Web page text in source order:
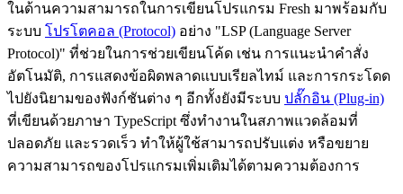
ในด้านความสามารถในการเขียนโปรแกรม Fresh มาพร้อมกับ
ระบบ โปรโตคอล (Protocol) อย่าง "LSP (Language Server
Protocol)" ที่ช่วยในการช่วยเขียนโค้ด เช่น การแนะนำคำสั่ง
อัตโนมัติ, การแสดงข้อผิดพลาดแบบเรียลไทม์ และการกระโดด
ไปยังนิยามของฟังก์ชันต่าง ๆ อีกทั้งยังมีระบบ ปลั๊กอิน (Plug-in)
ที่เขียนด้วยภาษา TypeScript ซึ่งทำงานในสภาพแวดล้อมที่
ปลอดภัย และรวดเร็ว ทำให้ผู้ใช้สามารถปรับแต่ง หรือขยาย
ความสามารถของโปรแกรมเพิ่มเติมได้ตามความต้องการ